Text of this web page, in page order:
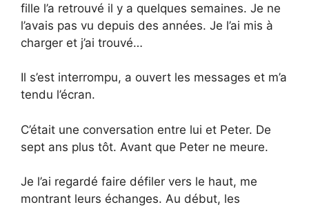
fille l’a retrouvé il y a quelques semaines. Je ne
l’avais pas vu depuis des années. Je l’ai mis à
charger et j’ai trouvé…
Il s’est interrompu, a ouvert les messages et m’a
tendu l’écran.
C’était une conversation entre lui et Peter. De
sept ans plus tôt. Avant que Peter ne meure.
Je l’ai regardé faire défiler vers le haut, me
montrant leurs échanges. Au début, les